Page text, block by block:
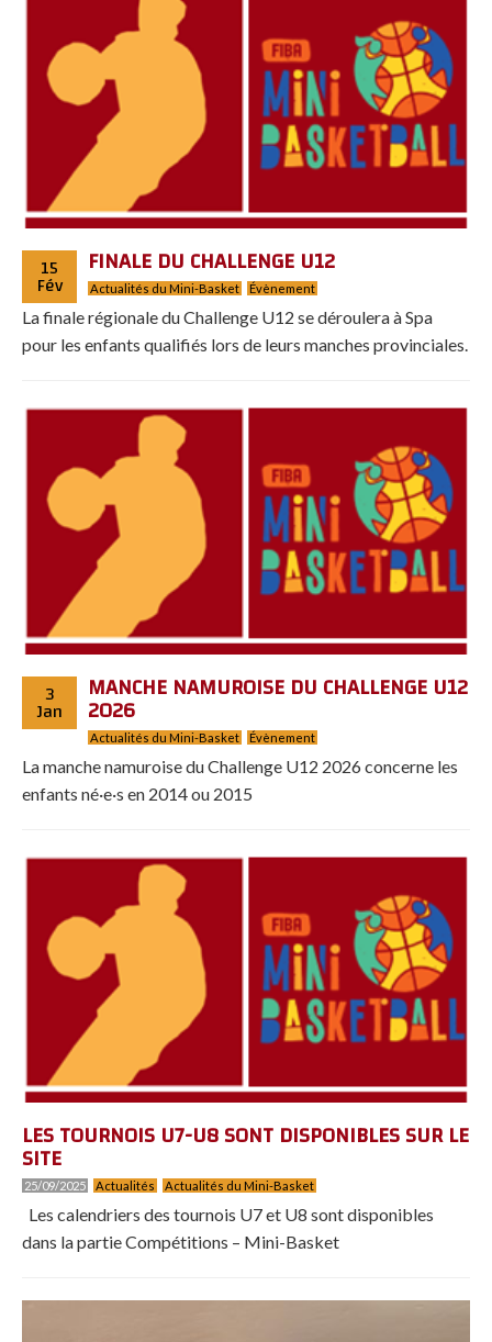
15
Fév
FINALE DU CHALLENGE U12
Actualités du Mini-Basket Évènement
La finale régionale du Challenge U12 se déroulera à Spa
pour les enfants qualifiés lors de leurs manches provinciales.
3
Jan
MANCHE NAMUROISE DU CHALLENGE U12
2026
Actualités du Mini-Basket Évènement
La manche namuroise du Challenge U12 2026 concerne les
enfants né·e·s en 2014 ou 2015
LES TOURNOIS U7-U8 SONT DISPONIBLES SUR LE
SITE
25/09/2025 Actualités Actualités du Mini-Basket
Les calendriers des tournois U7 et U8 sont disponibles
dans la partie Compétitions – Mini-Basket